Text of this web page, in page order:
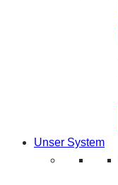
Unser System